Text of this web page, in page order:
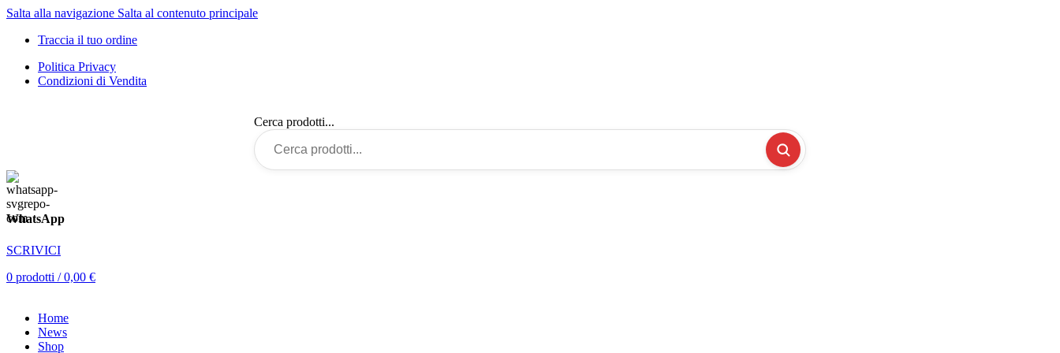
Salta alla navigazione Salta al contenuto principale
Traccia il tuo ordine
Politica Privacy
Condizioni di Vendita
Cerca prodotti...
WhatsApp
SCRIVICI
0 prodotti / 0,00 €
Home
News
Shop